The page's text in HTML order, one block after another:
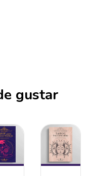
gustar